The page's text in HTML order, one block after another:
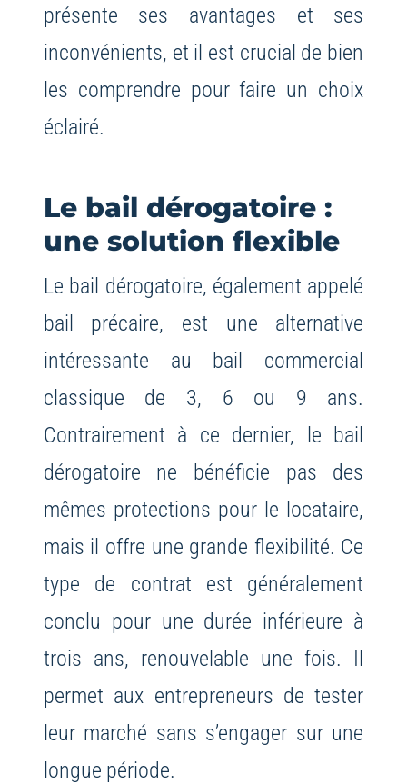
présente ses avantages et ses
inconvénients, et il est crucial de bien
les comprendre pour faire un choix
éclairé.
Le bail dérogatoire :
une solution flexible
Le bail dérogatoire, également appelé
bail précaire, est une alternative
intéressante au bail commercial
classique de 3, 6 ou 9 ans.
Contrairement à ce dernier, le bail
dérogatoire ne bénéficie pas des
mêmes protections pour le locataire,
mais il offre une grande flexibilité. Ce
type de contrat est généralement
conclu pour une durée inférieure à
trois ans, renouvelable une fois. Il
permet aux entrepreneurs de tester
leur marché sans s’engager sur une
longue période.